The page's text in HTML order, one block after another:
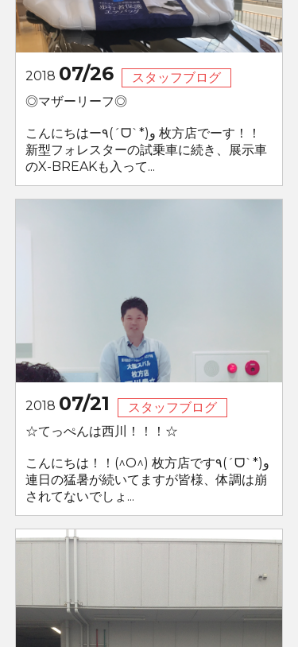
2018 07/26
スタッフブログ
◎マザーリーフ◎
こんにちはー٩(ˊᗜˋ*)و 枚方店でーす！！
新型フォレスターの試乗車に続き、展示車
のX-BREAKも入って...
2018 07/21
スタッフブログ
☆てっぺんは西川！！！☆
こんにちは！！(^O^) 枚方店です٩(ˊᗜˋ*)و
連日の猛暑が続いてますが皆様、体調は崩
されてないでしょ...